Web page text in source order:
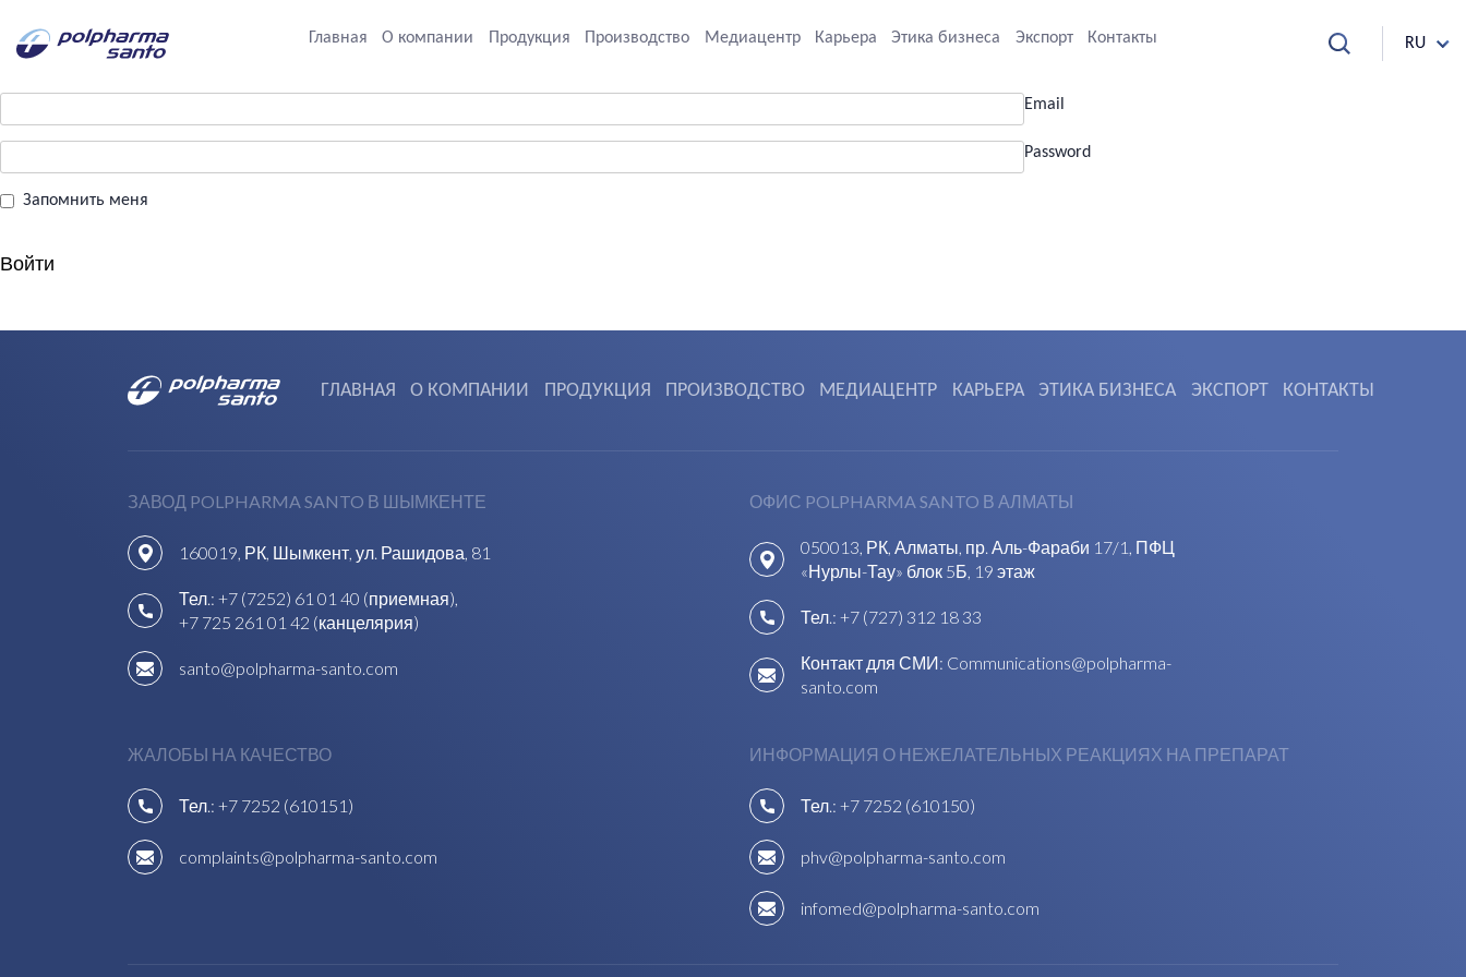
Главная О компании Продукция Производство Медиацентр Карьера Этика бизнеса Экспорт Контакты RU
Email
Password
Запомнить меня
ГЛАВНАЯ О КОМПАНИИ ПРОДУКЦИЯ ПРОИЗВОДСТВО МЕДИАЦЕНТР КАРЬЕРА ЭТИКА БИЗНЕСА ЭКСПОРТ КОНТАКТЫ
ЗАВОД POLPHARMA SANTO В ШЫМКЕНТЕ
160019, РК, Шымкент, ул. Рашидова, 81
Тел.: +7 (7252) 61 01 40 (приемная),
+7 725 261 01 42 (канцелярия)
santo@polpharma-santo.com
ОФИС POLPHARMA SANTO В АЛМАТЫ
050013, РК, Алматы, пр. Аль-Фараби 17/1, ПФЦ
«Нурлы-Тау» блок 5Б, 19 этаж
Тел.: +7 (727) 312 18 33
Контакт для СМИ: Communications@polpharma-
santo.com
ЖАЛОБЫ НА КАЧЕСТВО
Тел.: +7 7252 (610151)
complaints@polpharma-santo.com
ИНФОРМАЦИЯ О НЕЖЕЛАТЕЛЬНЫХ РЕАКЦИЯХ НА ПРЕПАРАТ
Тел.: +7 7252 (610150)
phv@polpharma-santo.com
infomed@polpharma-santo.com